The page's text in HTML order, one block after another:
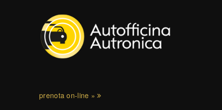
prenota on-line »